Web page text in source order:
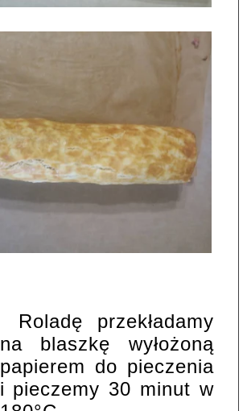
Roladę przekładamy
na blaszkę wyłożoną
papierem do pieczenia
i pieczemy 30 minut w